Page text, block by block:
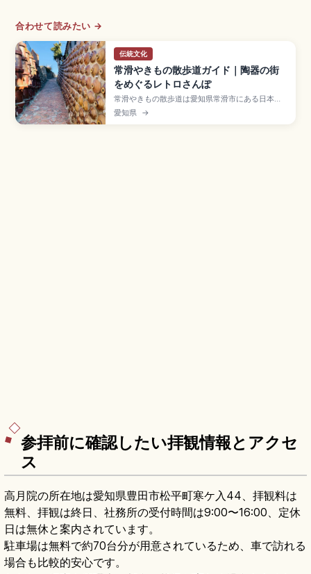
合わせて読みたい →
伝統文化
常滑やきもの散歩道ガイド｜陶器の街
をめぐるレトロさんぽ
常滑やきもの散歩道は愛知県常滑市にある日本六
古窯のひとつで、2017年に日本遺産認定された陶
器の街並みです。Aコース約1.6km(60〜90分)・
愛知県 →
参拝前に確認したい拝観情報とアクセ
ス
高月院の所在地は愛知県豊田市松平町寒ケ入44、拝観料は
無料、拝観は終日、社務所の受付時間は9:00〜16:00、定休
日は無休と案内されています。
駐車場は無料で約70台分が用意されているため、車で訪れる
場合も比較的安心です。